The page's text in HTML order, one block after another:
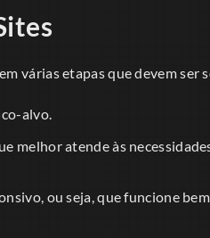
várias etapas que devem ser
alvo.
melhor atende às
ou seja, que funcione